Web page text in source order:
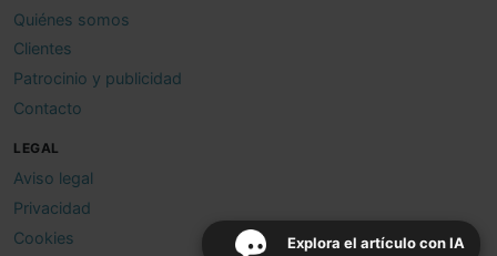
Explora el artículo con IA
Quiénes somos
Clientes
Patrocinio y publicidad
Contacto
LEGAL
Aviso legal
Privacidad
Cookies